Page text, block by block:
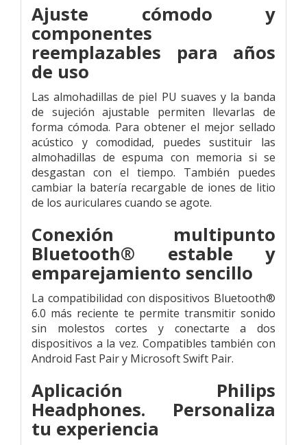
Ajuste cómodo y
componentes
reemplazables para años
de uso
Las almohadillas de piel PU suaves y la banda
de sujeción ajustable permiten llevarlas de
forma cómoda. Para obtener el mejor sellado
acústico y comodidad, puedes sustituir las
almohadillas de espuma con memoria si se
desgastan con el tiempo. También puedes
cambiar la batería recargable de iones de litio
de los auriculares cuando se agote.
Conexión multipunto
Bluetooth® estable y
emparejamiento sencillo
La compatibilidad con dispositivos Bluetooth®
6.0 más reciente te permite transmitir sonido
sin molestos cortes y conectarte a dos
dispositivos a la vez. Compatibles también con
Android Fast Pair y Microsoft Swift Pair.
Aplicación Philips
Headphones. Personaliza
tu experiencia